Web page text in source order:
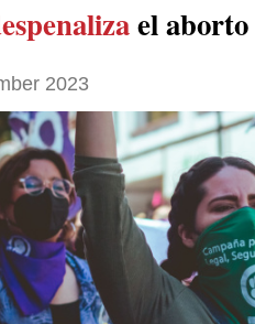
el aborto
2023